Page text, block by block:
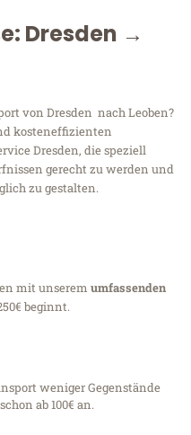
Dresden →
von Dresden nach Leoben?
kosteneffizienten
Dresden, die speziell
gerecht zu werden und
zu gestalten.
mit unserem umfassenden
beginnt.
weniger Gegenstände
ab 100€ an.